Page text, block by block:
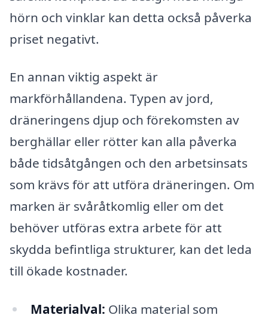
hörn och vinklar kan detta också påverka
priset negativt.
En annan viktig aspekt är
markförhållandena. Typen av jord,
dräneringens djup och förekomsten av
berghällar eller rötter kan alla påverka
både tidsåtgången och den arbetsinsats
som krävs för att utföra dräneringen. Om
marken är svåråtkomlig eller om det
behöver utföras extra arbete för att
skydda befintliga strukturer, kan det leda
till ökade kostnader.
Materialval: Olika material som